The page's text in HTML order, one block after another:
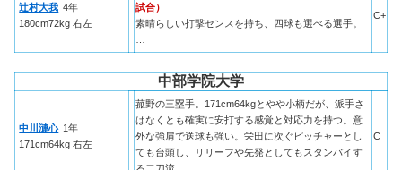
辻村大我 4年
180cm72kg 右左
試合）
素晴らしい打撃センスを持ち、四球も選べる選手。
C+
中部学院大学
中川漣心 1年
171cm64kg 右左
菰野の三塁手。171cm64kgとやや小柄だが、派手さ
はなくとも確実に安打する感覚と対応力を持つ。意
外な強肩で送球も強い。栄田に次ぐピッチャーとし
ても台頭し、リリーフや先発としてもスタンバイす
C